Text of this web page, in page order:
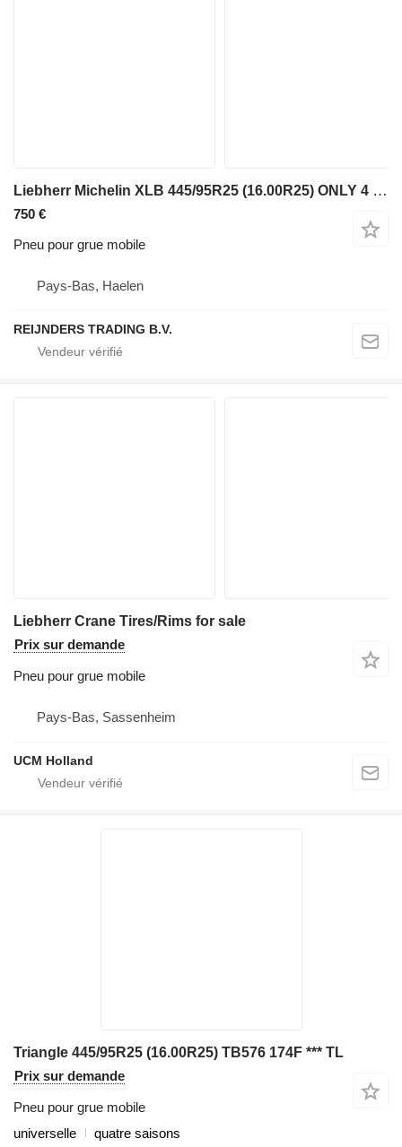
Liebherr Michelin XLB 445/95R25 (16.00R25) ONLY 4 PIECES LEFT IN STOCK !!
750 €
Pneu pour grue mobile
Pays-Bas, Haelen
REIJNDERS TRADING B.V.
Liebherr Crane Tires/Rims for sale
Prix sur demande
Pneu pour grue mobile
Pays-Bas, Sassenheim
UCM Holland
Triangle 445/95R25 (16.00R25) TB576 174F *** TL
Prix sur demande
Pneu pour grue mobile
universelle
quatre saisons